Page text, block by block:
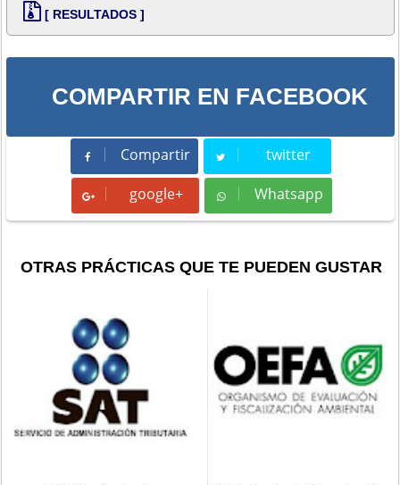
[ RESULTADOS ]
COMPARTIR EN FACEBOOK
Compartir
Compartir twitter
Tweet
google+ Whatsapp
Whatsapp
OTRAS PRÁCTICAS QUE TE PUEDEN GUSTAR